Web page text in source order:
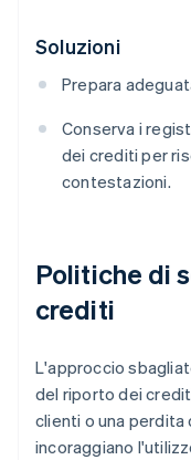
Soluzioni
Prepara
Conserva i
dei crediti per
contestazioni.
Politiche di
crediti
L'approccio
del riporto dei
clienti o una perdita
incoraggiano